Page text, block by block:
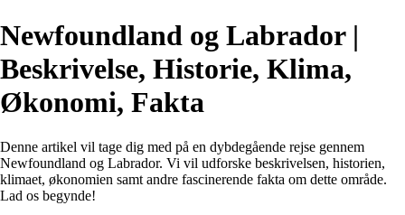
Newfoundland og Labrador |
Beskrivelse, Historie, Klima,
Økonomi, Fakta
Denne artikel vil tage dig med på en dybdegående rejse gennem
Newfoundland og Labrador. Vi vil udforske beskrivelsen, historien,
klimaet, økonomien samt andre fascinerende fakta om dette område.
Lad os begynde!